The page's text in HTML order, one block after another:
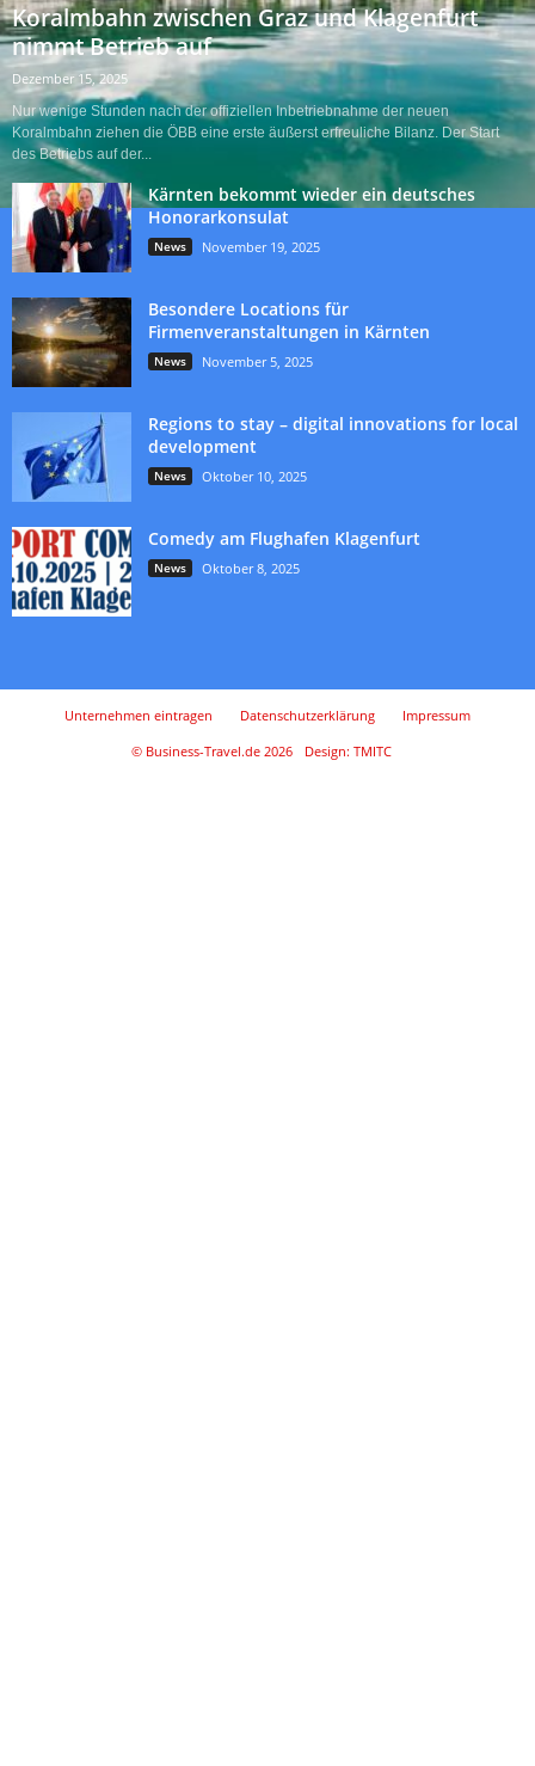
Koralmbahn zwischen Graz und Klagenfurt
nimmt Betrieb auf
Dezember 15, 2025
Nur wenige Stunden nach der offiziellen Inbetriebnahme der neuen
Koralmbahn ziehen die ÖBB eine erste äußerst erfreuliche Bilanz. Der Start
des Betriebs auf der...
Kärnten bekommt wieder ein deutsches
Honorarkonsulat
News November 19, 2025
Besondere Locations für
Firmenveranstaltungen in Kärnten
News November 5, 2025
Regions to stay – digital innovations for local
development
News Oktober 10, 2025
Comedy am Flughafen Klagenfurt
News Oktober 8, 2025
Unternehmen eintragen Datenschutzerklärung
Impressum
© Business-Travel.de 2026
Design: TMITC